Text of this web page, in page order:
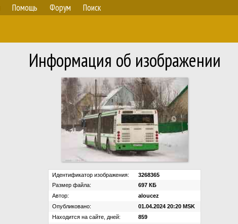
Помощь Форум Поиск
Информация об изображении
Идентификатор изображения:
3268365
Размер файла:
697 КБ
Автор:
aloucez
Опубликовано:
01.04.2024 20:20 MSK
Находится на сайте, дней:
859